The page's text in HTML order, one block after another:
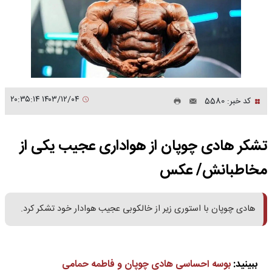
کد خبر: 5580
تشکر هادی چوپان از هواداری عجیب یکی از
مخاطبانش/ عکس
هادی چوپان با استوری زیر از خالکوبی عجیب هوادار خود تشکر کرد.
ببینید:بوسه احساسی هادی چوپان و فاطمه حمامی